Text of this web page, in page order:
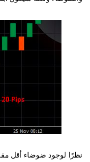
نظرًا لوجود ضوضاء أقل